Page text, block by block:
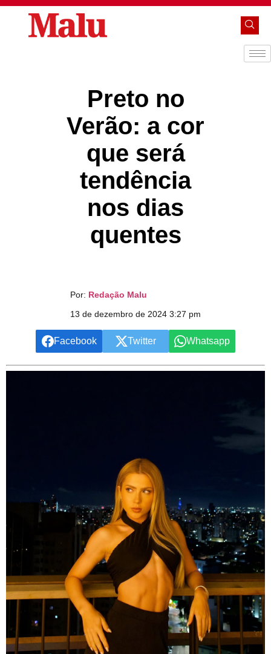
Preto no
Verão: a cor
que será
tendência
nos dias
quentes
Por: Redação Malu
13 de dezembro de 2024 3:27 pm
Facebook Twitter Whatsapp